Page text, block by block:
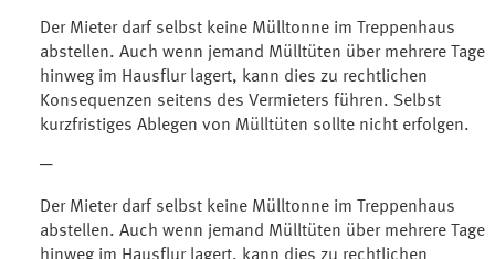
Der Mieter darf selbst keine Mülltonne im Treppenhaus
abstellen. Auch wenn jemand Mülltüten über mehrere Tage
hinweg im Hausflur lagert, kann dies zu rechtlichen
Konsequenzen seitens des Vermieters führen. Selbst
kurzfristiges Ablegen von Mülltüten sollte nicht erfolgen.
─
Der Mieter darf selbst keine Mülltonne im Treppenhaus
abstellen. Auch wenn jemand Mülltüten über mehrere Tage
hinweg im Hausflur lagert, kann dies zu rechtlichen